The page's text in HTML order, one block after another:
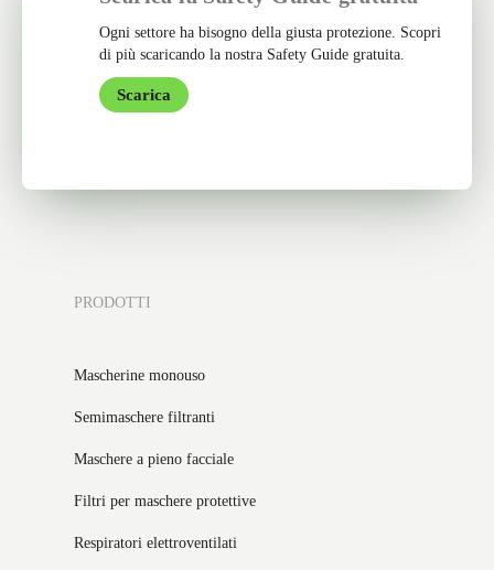
Ogni settore ha bisogno della giusta protezione. Scopri
di più scaricando la nostra Safety Guide gratuita.
Scarica
PRODOTTI
Mascherine monouso
Semimaschere filtranti
Maschere a pieno facciale
Filtri per maschere protettive
Respiratori elettroventilati